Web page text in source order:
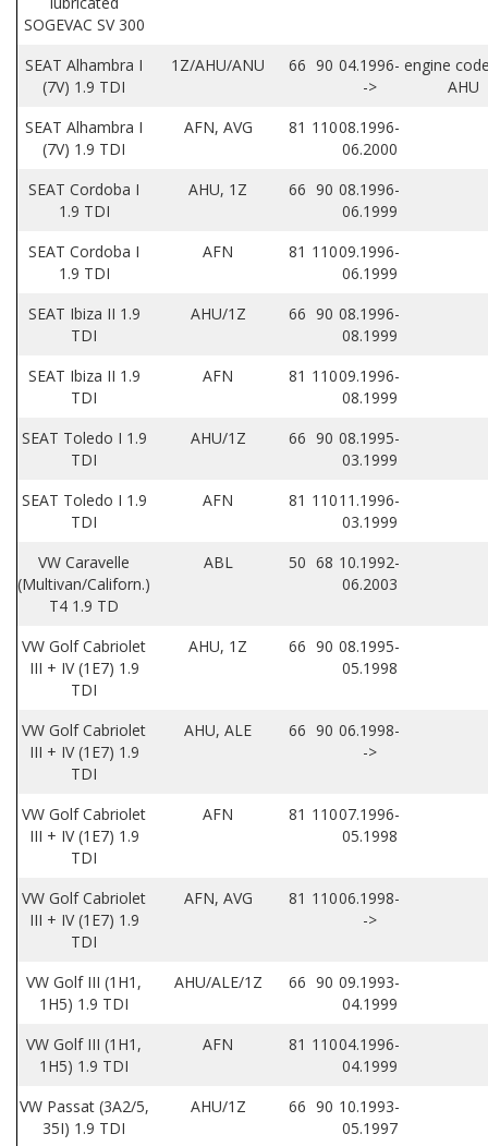
SOGEVAC SV 300
SEAT Alhambra I
(7V) 1.9 TDI
1Z/AHU/ANU 66 90 04.1996-
->
engine
AHU
SEAT Alhambra I
(7V) 1.9 TDI
AFN, AVG 81 11008.1996-
06.2000
SEAT Cordoba I
1.9 TDI
AHU, 1Z 66 90 08.1996-
06.1999
SEAT Cordoba I
1.9 TDI
AFN 81 11009.1996-
06.1999
SEAT Ibiza II 1.9
TDI
AHU/1Z 66 90 08.1996-
08.1999
SEAT Ibiza II 1.9
TDI
AFN 81 11009.1996-
08.1999
SEAT Toledo I 1.9
TDI
AHU/1Z 66 90 08.1995-
03.1999
SEAT Toledo I 1.9
TDI
AFN 81 11011.1996-
03.1999
VW Caravelle
(Multivan/Californ.)
T4 1.9 TD
ABL 50 68 10.1992-
06.2003
VW Golf Cabriolet
III + IV (1E7) 1.9
TDI
AHU, 1Z 66 90 08.1995-
05.1998
VW Golf Cabriolet
III + IV (1E7) 1.9
TDI
AHU, ALE 66 90 06.1998-
->
VW Golf Cabriolet
III + IV (1E7) 1.9
TDI
AFN 81 11007.1996-
05.1998
VW Golf Cabriolet
III + IV (1E7) 1.9
TDI
AFN, AVG 81 11006.1998-
->
VW Golf III (1H1,
1H5) 1.9 TDI
AHU/ALE/1Z 66 90 09.1993-
04.1999
VW Golf III (1H1,
1H5) 1.9 TDI
AFN 81 11004.1996-
04.1999
VW Passat (3A2/5,
35I) 1.9 TDI
AHU/1Z 66 90 10.1993-
05.1997